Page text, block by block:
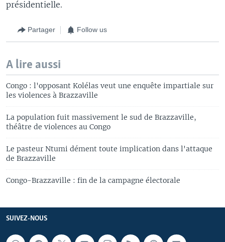
présidentielle.
Partager Follow us
A lire aussi
Congo : l'opposant Kolélas veut une enquête impartiale sur
les violences à Brazzaville
La population fuit massivement le sud de Brazzaville,
théâtre de violences au Congo
Le pasteur Ntumi dément toute implication dans l'attaque
de Brazzaville
Congo-Brazzaville : fin de la campagne électorale
SUIVEZ-NOUS